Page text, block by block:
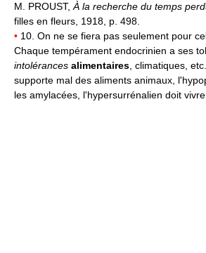
M. PROUST, À la recherche du temps
filles en fleurs, 1918, p. 498.
• 10. On ne se fiera pas seulement pour
Chaque tempérament endocrinien a ses
intolérances alimentaires , climatiques,
supporte mal des aliments animaux,
les amylacées, l'hypersurrénalien doit